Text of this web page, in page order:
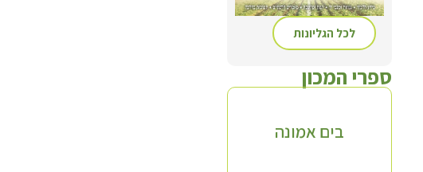
לכל הגליונות
ספרי המכון
בים אמונה